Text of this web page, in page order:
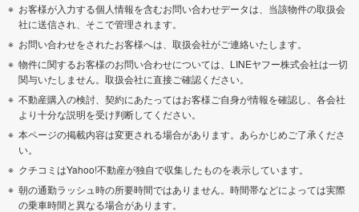
お客様が入力する個人情報を含むお問い合わせデータは、当該物件の取扱会
社に送信され、そこで管理されます。
お問い合わせをされたお客様へは、取扱会社がご連絡いたします。
物件に関するお客様のお問い合わせについては、LINEヤフー株式会社は一切
関与いたしません。取扱会社に直接ご確認ください。
不動産購入の検討、契約にあたってはお客様ご自身が情報を確認し、各会社
より十分な説明を受け判断してください。
本ページの掲載内容は変更される場合があります。あらかじめご了承くださ
い。
クチコミはYahoo!不動産が独自で収集したものを表示しています。
朝の通勤ラッシュ時の所要時間ではありません。時間帯などによっては実際
の乗車時間と異なる場合があります。